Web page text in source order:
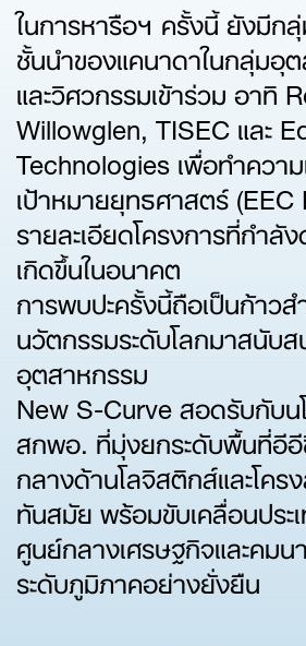
ในการหารือฯ ครั้งนี้ ยังมีก
ชั้นนำของแคนาดาในกลุ่มอุ
และวิศวกรรมเข้าร่วม อาทิ
Willowglen, TISEC และ
Technologies เพื่อทำความ
เป้าหมายยุทธศาสตร์ (EEC
รายละเอียดโครงการที่กำลัง
เกิดขึ้นในอนาคต
การพบปะครั้งนี้ถือเป็นก้าว
นวัตกรรมระดับโลกมาสนั
อุตสาหกรรม
New S-Curve สอดรับกับน
สกพอ. ที่มุ่งยกระดับพื้นที่อีอี
กลางด้านโลจิสติกส์และโค
ทันสมัย พร้อมขับเคลื่อนประ
ศูนย์กลางเศรษฐกิจและคมน
ระดับภูมิภาคอย่างยั่งยืน